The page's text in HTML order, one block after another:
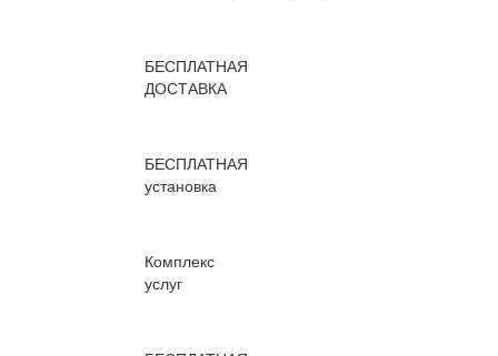
БЕСПЛАТНАЯ
ДОСТАВКА
БЕСПЛАТНАЯ
установка
Комплекс
услуг